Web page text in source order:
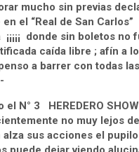
mucho sin previas
el “Real de San Carlos”
donde sin boletos no
caída libre ; afín a
a barrer con todas
N° 3 HEREDERO
no muy lejos
sus acciones el